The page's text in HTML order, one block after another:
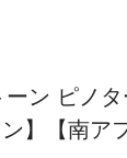
ン ピノ
】【南ア